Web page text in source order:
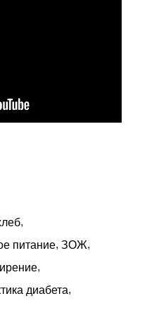
,
питание, ЗОЖ,
,
диабета,